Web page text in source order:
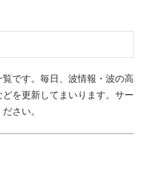
です。毎日、波情報・波の高
を更新してまいります。サー
さい。